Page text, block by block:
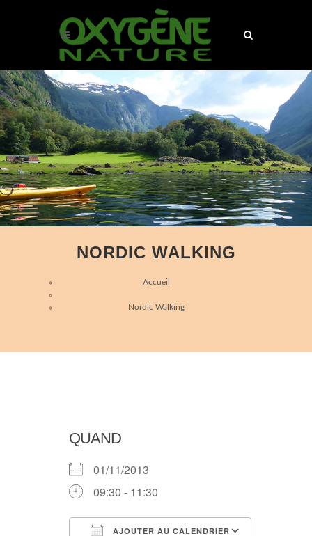
NORDIC WALKING
Accueil
Nordic Walking
QUAND
01/11/2013
09:30 - 11:30
AJOUTER AU CALENDRIER